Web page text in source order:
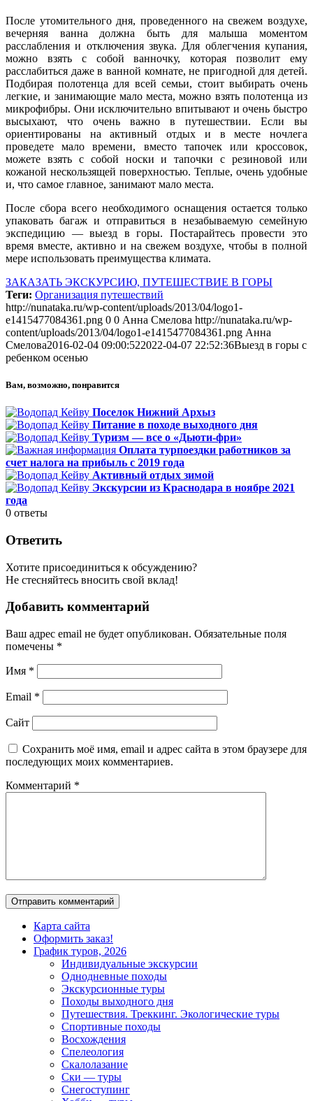
После утомительного дня, проведенного на свежем воздухе,
вечерняя ванна должна быть для малыша моментом
расслабления и отключения звука. Для облегчения купания,
можно взять с собой ванночку, которая позволит ему
расслабиться даже в ванной комнате, не пригодной для детей.
Подбирая полотенца для всей семьи, стоит выбирать очень
легкие, и занимающие мало места, можно взять полотенца из
микрофибры. Они исключительно впитывают и очень быстро
высыхают, что очень важно в путешествии. Если вы
ориентированы на активный отдых и в месте ночлега
проведете мало времени, вместо тапочек или кроссовок,
можете взять с собой носки и тапочки с резиновой или
кожаной нескользящей поверхностью. Теплые, очень удобные
и, что самое главное, занимают мало места.
После сбора всего необходимого оснащения остается только
упаковать багаж и отправиться в незабываемую семейную
экспедицию — выезд в горы. Постарайтесь провести это
время вместе, активно и на свежем воздухе, чтобы в полной
мере использовать преимущества климата.
ЗАКАЗАТЬ ЭКСКУРСИЮ, ПУТЕШЕСТВИЕ В ГОРЫ
Теги: Организация путешествий
http://nunataka.ru/wp-content/uploads/2013/04/logo1-
e1415477084361.png 0 0 Анна Смелова http://nunataka.ru/wp-
content/uploads/2013/04/logo1-e1415477084361.png Анна
Смелова2016-02-04 09:00:522022-04-07 22:52:36Выезд в горы с
ребенком осенью
Вам, возможно, понравится
Поселок Нижний Архыз
Питание в походе выходного дня
Туризм — все о «Дьюти-фри»
Оплата турпоездки работников за
счет налога на прибыль с 2019 года
Активный отдых зимой
Экскурсии из Краснодара в ноябре 2021
года
0 ответы
Ответить
Хотите присоединиться к обсуждению?
Не стесняйтесь вносить свой вклад!
Добавить комментарий
Ваш адрес email не будет опубликован. Обязательные поля
помечены *
Имя *
Email *
Сайт
Сохранить моё имя, email и адрес сайта в этом браузере для
последующих моих комментариев.
Комментарий *
Карта сайта
Оформить заказ!
График туров, 2026
Индивидуальные экскурсии
Однодневные походы
Экскурсионные туры
Походы выходного дня
Путешествия. Треккинг. Экологические туры
Спортивные походы
Восхождения
Спелеология
Скалолазание
Ски — туры
Снегоступинг